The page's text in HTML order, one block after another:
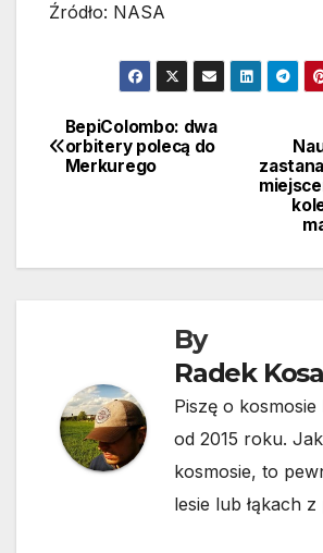
Źródło: NASA
Nawigacja
wpisu
BepiColombo: dwa
orbitery polecą do
Merkurego
By
Radek
Piszę o
od 2015 roku.
kosmosie, to
lesie lub łąkach z